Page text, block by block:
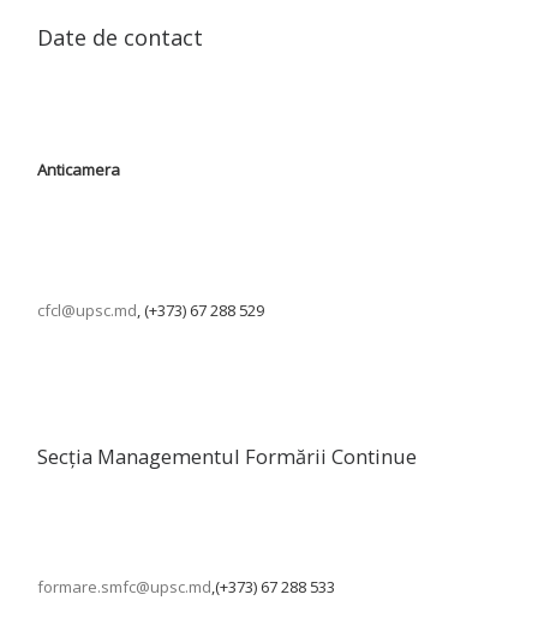
Date de contact
Anticamera
cfcl@upsc.md, (+373) 67 288 529
Secția Managementul Formării Continue
formare.smfc@upsc.md,(+373) 67 288 533